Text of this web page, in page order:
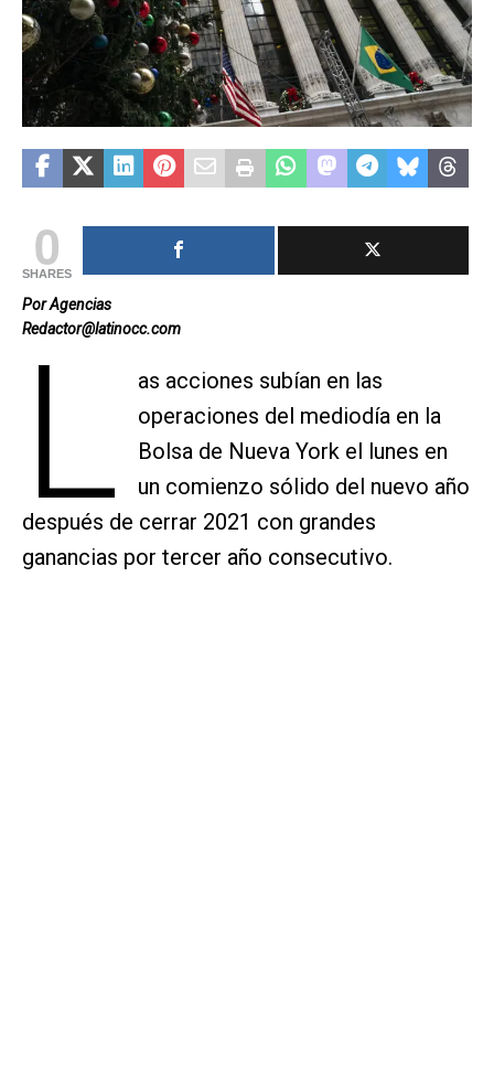
0
SHARES
Por Agencias
Redactor@latinocc.com
L
as acciones subían en las
operaciones del mediodía en la
Bolsa de Nueva York el lunes en
un comienzo sólido del nuevo año
después de cerrar 2021 con grandes
ganancias por tercer año consecutivo.